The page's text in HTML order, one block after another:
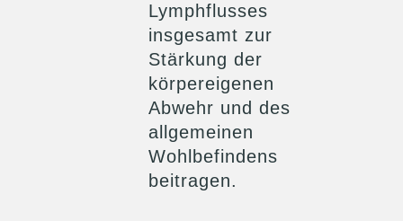
Lymphflusses
insgesamt zur
Stärkung der
körpereigenen
Abwehr und des
allgemeinen
Wohlbefindens
beitragen.